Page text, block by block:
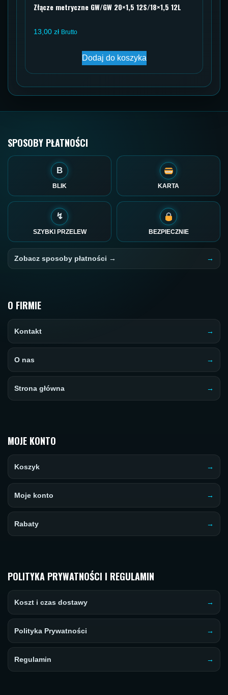
Złącze metryczne GW/GW 20×1,5 12S/18×1,5 12L
13,00 zł Brutto
Dodaj do koszyka
SPOSOBY PŁATNOŚCI
B
BLIK KARTA
↯
SZYBKI PRZELEW BEZPIECZNIE
Zobacz sposoby płatności →
O FIRMIE
Kontakt
O nas
Strona główna
MOJE KONTO
Koszyk
Moje konto
Rabaty
POLITYKA PRYWATNOŚCI I REGULAMIN
Koszt i czas dostawy
Polityka Prywatności
Regulamin